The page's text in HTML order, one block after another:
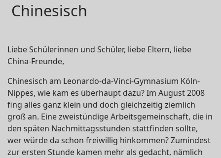
Chinesisch
Liebe Schülerinnen und Schüler, liebe Eltern, liebe
China-Freunde,
Chinesisch am Leonardo-da-Vinci-Gymnasium Köln-
Nippes, wie kam es überhaupt dazu? Im August 2008
fing alles ganz klein und doch gleichzeitig ziemlich
groß an. Eine zweistündige Arbeitsgemeinschaft, die in
den späten Nachmittagsstunden stattfinden sollte,
wer würde da schon freiwillig hinkommen? Zumindest
zur ersten Stunde kamen mehr als gedacht, nämlich